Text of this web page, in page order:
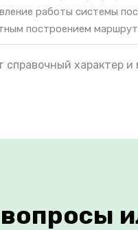
работы системы
построением
справочный характер